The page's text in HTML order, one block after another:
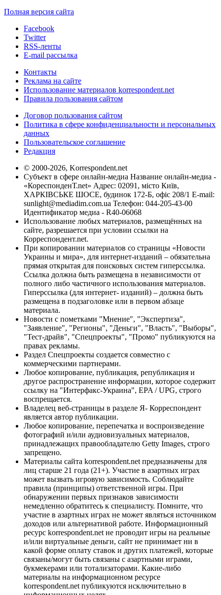
Полная версия сайта
Facebook
Twitter
RSS-ленты
E-mail рассылка
Контакты
Реклама на сайте
Использование материалов korrespondent.net
Правила пользования сайтом
Договор пользования сайтом
Политика в сфере конфиденциальности и персональных
данных
Пользовательское соглашение
Редакция
© 2000-2026, Korrespondent.net
Субъект в сфере онлайн-медиа Название онлайн-медиа -
«КореспонденТ.net» Адрес: 02091, місто Київ,
ХАРКІВСЬКЕ ШОСЕ, будинок 172-Б, офіс 208/1 E-mail:
sunlight@mediadim.com.ua Телефон: 044-205-43-00
Идентификатор медиа - R40-06068
Использование любых материалов, размещённых на
сайте, разрешается при условии ссылки на
Корреспондент.net.
При копировании материалов со страницы «Новости
Украины и мира», для интернет-изданий – обязательна
прямая открытая для поисковых систем гиперссылка.
Ссылка должна быть размещена в независимости от
полного либо частичного использования материалов.
Гиперссылка (для интернет- изданий) – должна быть
размещена в подзаголовке или в первом абзаце
материала.
Новости с пометками "Мнение", "Экспертиза",
"Заявление", "Регионы", "Деньги", "Власть", "Выборы",
"Тест-драйв", "Спецпроекты", "Промо" публикуются на
правах рекламы.
Раздел Спецпроекты создается совместно с
коммерческими партнерами.
Любое копирование, публикация, републикация и
другое распространение информации, которое содержит
ссылку на "Интерфакс-Украина", EPA / UPG, строго
воспрещается.
Владелец веб-страницы в разделе Я- Корреспондент
является автор публикации.
Любое копирование, перепечатка и воспроизведение
фотографий и/или аудиовизуальных материалов,
принадлежащих правообладателю Getty Images, строго
запрещено.
Материалы сайта korrespondent.net предназначены для
лиц старше 21 года (21+). Участие в азартных играх
может вызвать игровую зависимость. Соблюдайте
правила (принципы) ответственной игры. При
обнаружении первых признаков зависимости
немедленно обратитесь к специалисту. Помните, что
участие в азартных играх не может являться источником
доходов или альтернативой работе. Информационный
ресурс korrespondent.net не проводит игры на реальные
и/или виртуальные деньги, сайт не принимает ни в
какой форме оплату ставок и других платежей, которые
связаны/могут быть связаны с азартными играми,
букмекерами или тотализаторами. Какие-либо
материалы на информационном ресурсе
korrespondent.net публикуются исключительно в